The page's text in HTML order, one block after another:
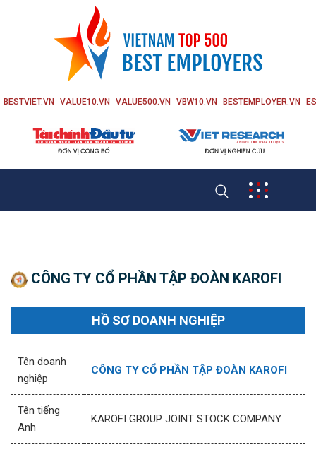
BESTVIET.VN VALUE10.VN VALUE500.VN VBW10.VN BESTEMPLOYER.VN
CÔNG TY CỔ PHẦN TẬP ĐOÀN KAROFI
HỒ SƠ DOANH NGHIỆP
Tên doanh
nghiệp
CÔNG TY CỔ PHẦN TẬP ĐOÀN KAROFI
Tên tiếng
Anh
KAROFI GROUP JOINT STOCK COMPANY